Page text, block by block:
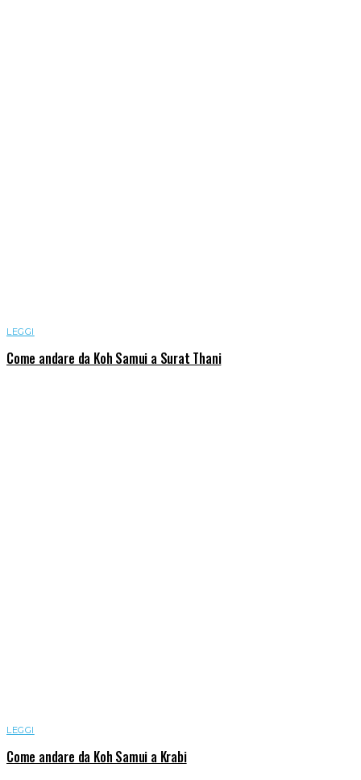
LEGGI
Come andare da Koh Samui a Surat Thani
LEGGI
Come andare da Koh Samui a Krabi